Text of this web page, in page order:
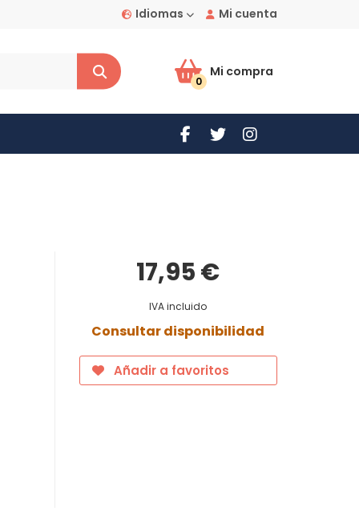
Mi cuenta
Idiomas
Mi compra
0
17,95 €
IVA incluido
Consultar disponibilidad
Añadir a favoritos